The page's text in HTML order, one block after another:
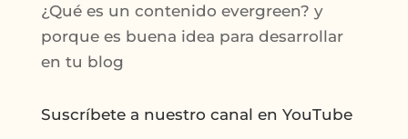
¿Qué es un contenido evergreen? y
porque es buena idea para desarrollar
en tu blog
Suscríbete a nuestro canal en YouTube